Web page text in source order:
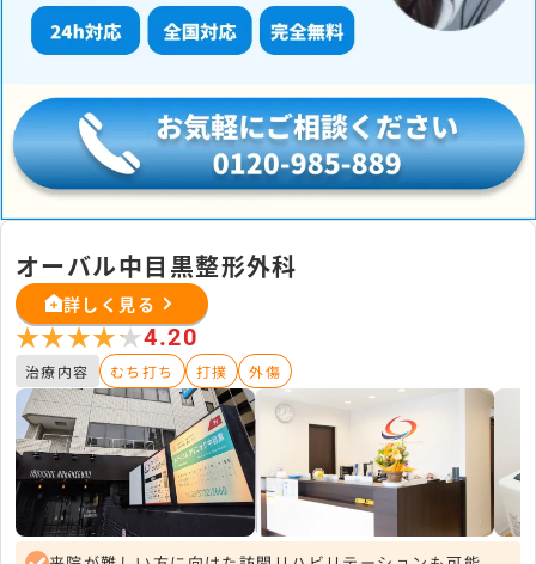
オーバル中目黒整形外科
詳しく見る
★★★★★
★★★★★4.20
治療内容 むち打ち 打撲 外傷